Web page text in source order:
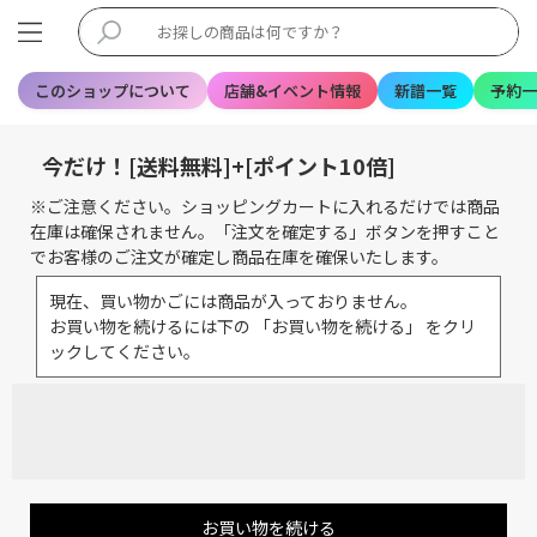
このショップについて 店舗&イベント情報 新譜一覧 予約
今だけ！[送料無料]+[ポイント10倍]
※ご注意ください。ショッピングカートに入れるだけでは商品
在庫は確保されません。「注文を確定する」ボタンを押すこと
でお客様のご注文が確定し商品在庫を確保いたします。
現在、買い物かごには商品が入っておりません。
お買い物を続けるには下の 「お買い物を続ける」 をクリ
ックしてください。
お買い物を続ける